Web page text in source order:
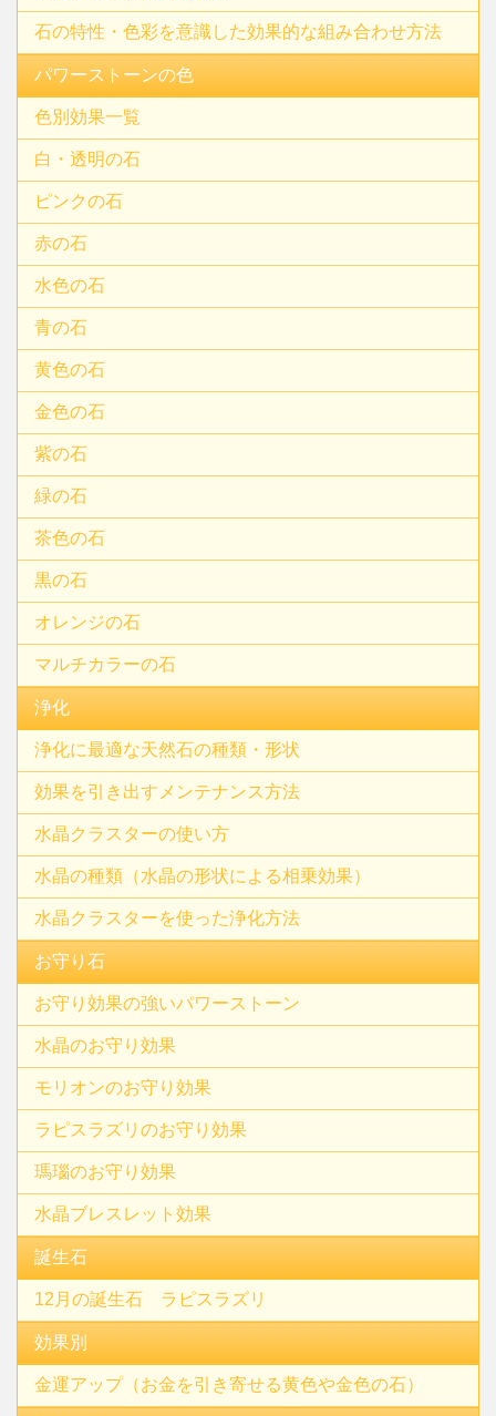
石の特性・色彩を意識した効果的な組み合わせ方法
パワーストーンの色
色別効果一覧
白・透明の石
ピンクの石
赤の石
水色の石
青の石
黄色の石
金色の石
紫の石
緑の石
茶色の石
黒の石
オレンジの石
マルチカラーの石
浄化
浄化に最適な天然石の種類・形状
効果を引き出すメンテナンス方法
水晶クラスターの使い方
水晶の種類（水晶の形状による相乗効果）
水晶クラスターを使った浄化方法
お守り石
お守り効果の強いパワーストーン
水晶のお守り効果
モリオンのお守り効果
ラピスラズリのお守り効果
瑪瑙のお守り効果
水晶ブレスレット効果
誕生石
12月の誕生石 ラピスラズリ
効果別
金運アップ（お金を引き寄せる黄色や金色の石）